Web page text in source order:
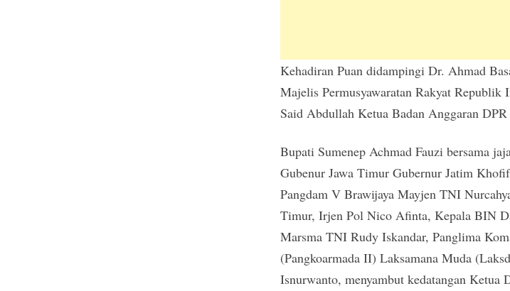
Kehadiran Puan didampingi Dr. Ahmad
Majelis Permusyawaratan Rakyat Republik
Said Abdullah Ketua Badan Anggaran
Bupati Sumenep Achmad Fauzi bersama
Gubenur Jawa Timur Gubernur Jatim
Pangdam V Brawijaya Mayjen TNI
Timur, Irjen Pol Nico Afinta, Kepala BIN
Marsma TNI Rudy Iskandar, Panglima
(Pangkoarmada II) Laksamana Muda
Isnurwanto, menyambut kedatangan Ketua